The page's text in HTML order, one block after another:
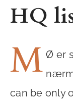
HQ
M Ø er
can be only